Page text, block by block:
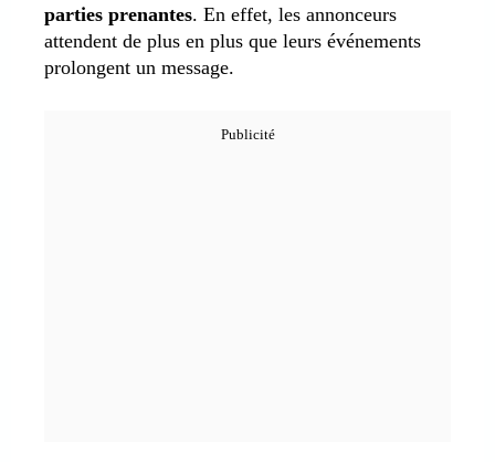
parties prenantes. En effet, les annonceurs
attendent de plus en plus que leurs événements
prolongent un message.